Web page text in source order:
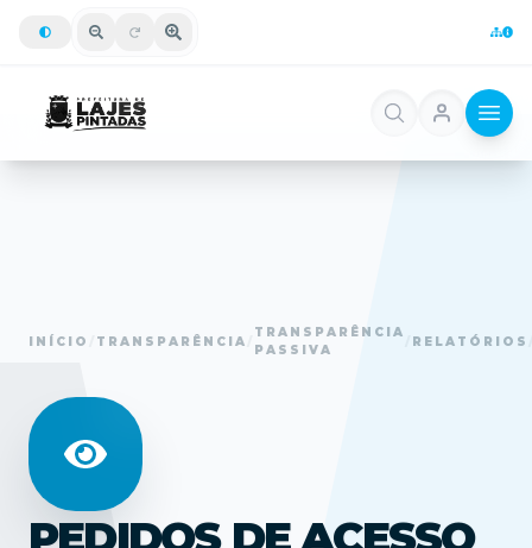
INÍCIO TRANSPARÊNCIA
TRANSPARÊNCIA
PASSIVA
RELATÓRIOS
PEDIDOS DE ACESSO